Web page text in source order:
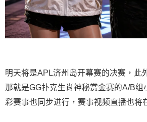
明天将是APL济州岛开幕赛的决赛，
那就是GG扑克生肖神秘赏金赛的A/B组
彩赛事也同步进行，赛事视频直播也将